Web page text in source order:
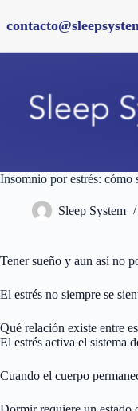
contenido
Insomnio por estrés:
Sleep System
Tener sueño y aun así no
El estrés no siempre se
Qué relación existe entre
El estrés activa el sistema
Cuando el cuerpo